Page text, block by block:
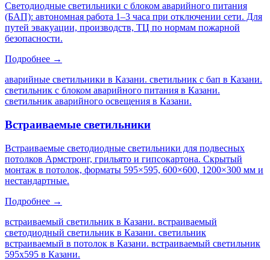
Светодиодные светильники с блоком аварийного питания
(БАП): автономная работа 1–3 часа при отключении сети. Для
путей эвакуации, производств, ТЦ по нормам пожарной
безопасности.
Подробнее →
аварийные светильники в Казани. светильник с бап в Казани.
светильник с блоком аварийного питания в Казани.
светильник аварийного освещения в Казани.
Встраиваемые светильники
Встраиваемые светодиодные светильники для подвесных
потолков Армстронг, грильято и гипсокартона. Скрытый
монтаж в потолок, форматы 595×595, 600×600, 1200×300 мм и
нестандартные.
Подробнее →
встраиваемый светильник в Казани. встраиваемый
светодиодный светильник в Казани. светильник
встраиваемый в потолок в Казани. встраиваемый светильник
595х595 в Казани.